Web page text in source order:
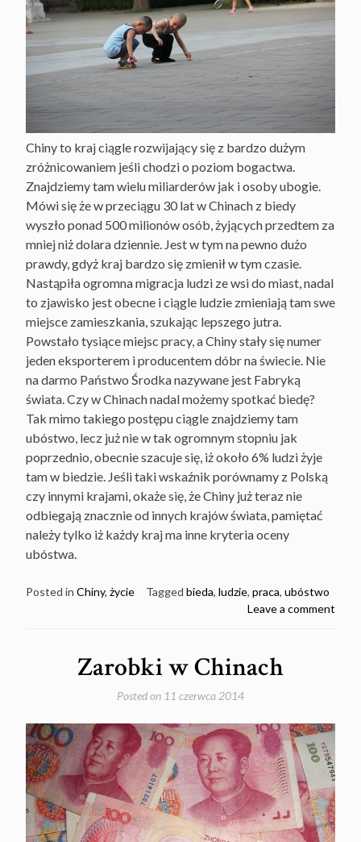
Chiny to kraj ciągle rozwijający się z bardzo dużym
zróżnicowaniem jeśli chodzi o poziom bogactwa.
Znajdziemy tam wielu miliarderów jak i osoby ubogie.
Mówi się że w przeciągu 30 lat w Chinach z biedy
wyszło ponad 500 milionów osób, żyjących przedtem za
mniej niż dolara dziennie. Jest w tym na pewno dużo
prawdy, gdyż kraj bardzo się zmienił w tym czasie.
Nastąpiła ogromna migracja ludzi ze wsi do miast, nadal
to zjawisko jest obecne i ciągle ludzie zmieniają tam swe
miejsce zamieszkania, szukając lepszego jutra.
Powstało tysiące miejsc pracy, a Chiny stały się numer
jeden eksporterem i producentem dóbr na świecie. Nie
na darmo Państwo Środka nazywane jest Fabryką
świata. Czy w Chinach nadal możemy spotkać biedę?
Tak mimo takiego postępu ciągle znajdziemy tam
ubóstwo, lecz już nie w tak ogromnym stopniu jak
poprzednio, obecnie szacuje się, iż około 6% ludzi żyje
tam w biedzie. Jeśli taki wskaźnik porównamy z Polską
czy innymi krajami, okaże się, że Chiny już teraz nie
odbiegają znacznie od innych krajów świata, pamiętać
należy tylko iż każdy kraj ma inne kryteria oceny
ubóstwa.
Posted in Chiny, życie Tagged bieda, ludzie, praca, ubóstwo
Leave a comment
Zarobki w Chinach
Posted on 11 czerwca 2014